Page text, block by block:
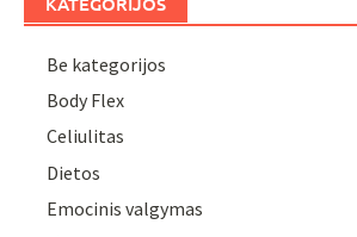
Be kategorijos
Body Flex
Celiulitas
Dietos
Emocinis valgymas